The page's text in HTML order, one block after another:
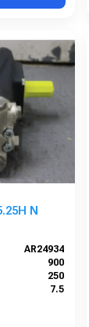
N
AR24934
900
250
7.5